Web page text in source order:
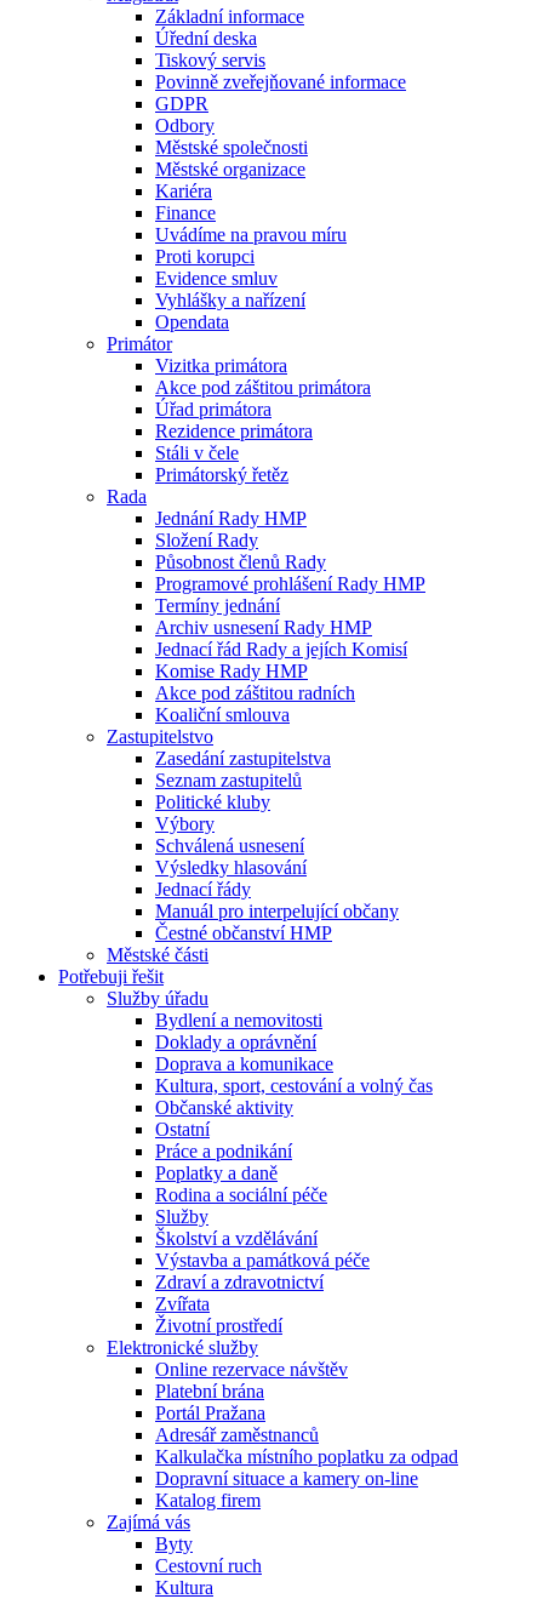
Základní informace
Úřední deska
Tiskový servis
Povinně zveřejňované informace
GDPR
Odbory
Městské společnosti
Městské organizace
Kariéra
Finance
Uvádíme na pravou míru
Proti korupci
Evidence smluv
Vyhlášky a nařízení
Opendata
Primátor
Vizitka primátora
Akce pod záštitou primátora
Úřad primátora
Rezidence primátora
Stáli v čele
Primátorský řetěz
Rada
Jednání Rady HMP
Složení Rady
Působnost členů Rady
Programové prohlášení Rady HMP
Termíny jednání
Archiv usnesení Rady HMP
Jednací řád Rady a jejích Komisí
Komise Rady HMP
Akce pod záštitou radních
Koaliční smlouva
Zastupitelstvo
Zasedání zastupitelstva
Seznam zastupitelů
Politické kluby
Výbory
Schválená usnesení
Výsledky hlasování
Jednací řády
Manuál pro interpelující občany
Čestné občanství HMP
Městské části
Potřebuji řešit
Služby úřadu
Bydlení a nemovitosti
Doklady a oprávnění
Doprava a komunikace
Kultura, sport, cestování a volný čas
Občanské aktivity
Ostatní
Práce a podnikání
Poplatky a daně
Rodina a sociální péče
Služby
Školství a vzdělávání
Výstavba a památková péče
Zdraví a zdravotnictví
Zvířata
Životní prostředí
Elektronické služby
Online rezervace návštěv
Platební brána
Portál Pražana
Adresář zaměstnanců
Kalkulačka místního poplatku za odpad
Dopravní situace a kamery on-line
Katalog firem
Zajímá vás
Byty
Cestovní ruch
Kultura